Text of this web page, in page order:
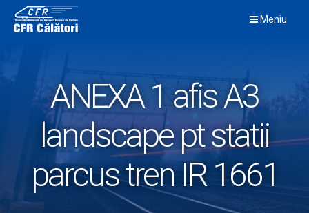
content
Meniu
ANEXA 1 afis A3
landscape pt statii
parcus tren IR 1661